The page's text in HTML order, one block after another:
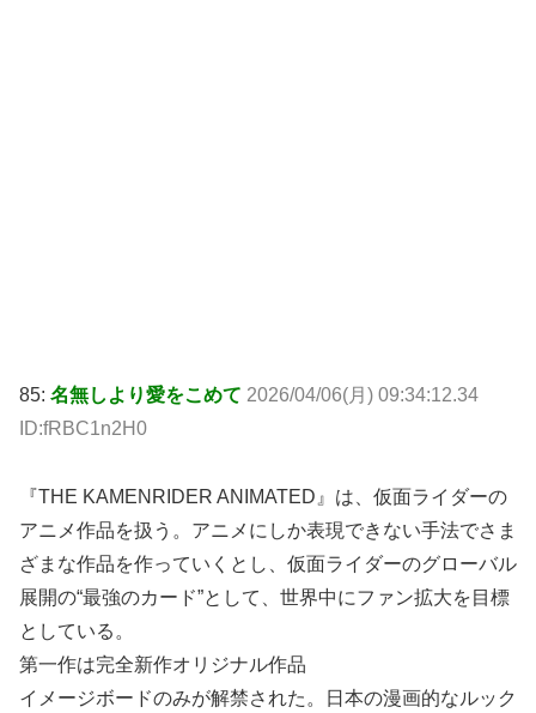
85: 名無しより愛をこめて 2026/04/06(月) 09:34:12.34
ID:fRBC1n2H0
『THE KAMENRIDER ANIMATED』は、仮面ライダーの
アニメ作品を扱う。アニメにしか表現できない手法でさま
ざまな作品を作っていくとし、仮面ライダーのグローバル
展開の“最強のカード”として、世界中にファン拡大を目標
としている。
第一作は完全新作オリジナル作品
イメージボードのみが解禁された。日本の漫画的なルック